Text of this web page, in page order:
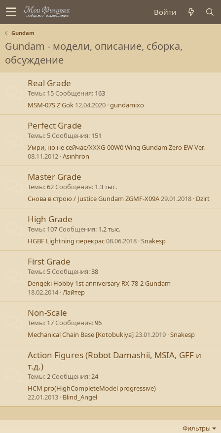
Войти
Gundam
Gundam - модели, описание, сборка,
обсуждение
Real Grade
Темы 15 Сообщения 163
MSM-07S Z'Gok 12.04.2020 gundamixo
Perfect Grade
Темы 5 Сообщения 151
Умри, но не сейчас/XXXG-00W0 Wing Gundam Zero EW Ver.
08.11.2012 Asinhron
Master Grade
Темы 62 Сообщения 1.3 тыс.
Снова в строю / Justice Gundam ZGMF-X09A29.01.2018 Dzirt
High Grade
Темы 107 Сообщения 1.2 тыс.
HGBF Lightning перекрас08.06.2018 Snakesp
First Grade
Темы 5 Сообщения 38
Dengeki Hobby 1st anniversary RX-78-2 Gundam
18.02.2014 Лайтер
Non-Scale
Темы 17 Сообщения 96
Mechanical Chain Base [Kotobukiya]23.01.2019 Snakesp
Action Figures (Robot Damashii, MSIA, GFF и
т.д.)
Темы 2 Сообщения 24
HCM pro(HighCompleteModel progressive)
22.01.2013 Blind_Angel
Фильтры